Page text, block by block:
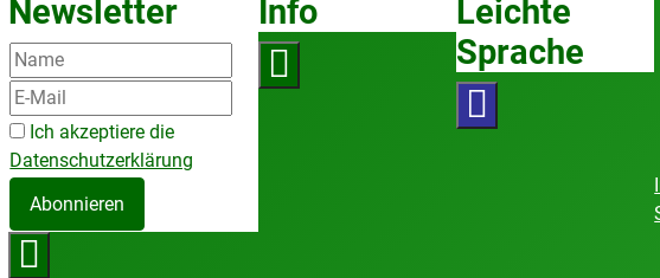
Newsletter
Ich akzeptiere die
Datenschutzerklärung
Abonnieren
Info
Leichte
Sprache